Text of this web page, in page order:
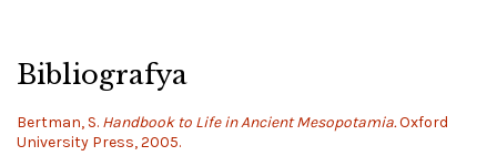
Bibliografya
Bertman, S. Handbook to Life in Ancient Mesopotamia.Oxford
University Press, 2005.